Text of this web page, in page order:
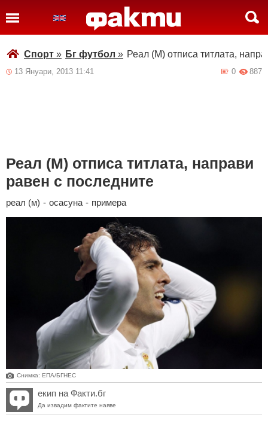
Спорт » Бг футбол » Реал (М) отписа титлата,
13 Януари, 2013 11:41 887
0
Реал (М) отписа титлата, направи
равен с последните
реал (м) - осасуна - примера
Снимка: ЕПА/БГНЕС
екип на Факти.бг
Да извадим фактите наяве